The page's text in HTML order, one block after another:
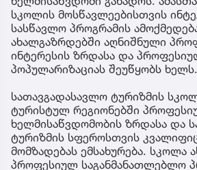
სკოლის მოსწავლეებისთვის
სასწავლო პროგრამის
ახალგაზრდებში აღნიშნული
ინტერესის ზრდასა და
პოპულარიზაციას შეუწყობს ხელს.
სათავგადასავლო ტურიზმის
ტურისტულ რეგიონებში
ხელმისაწვდომობის ზრდასა და
ტურიზმის სფეროსთვის
მომზადებას ემსახურება. სკოლა
პროფესიულ საგანმანათლებლო